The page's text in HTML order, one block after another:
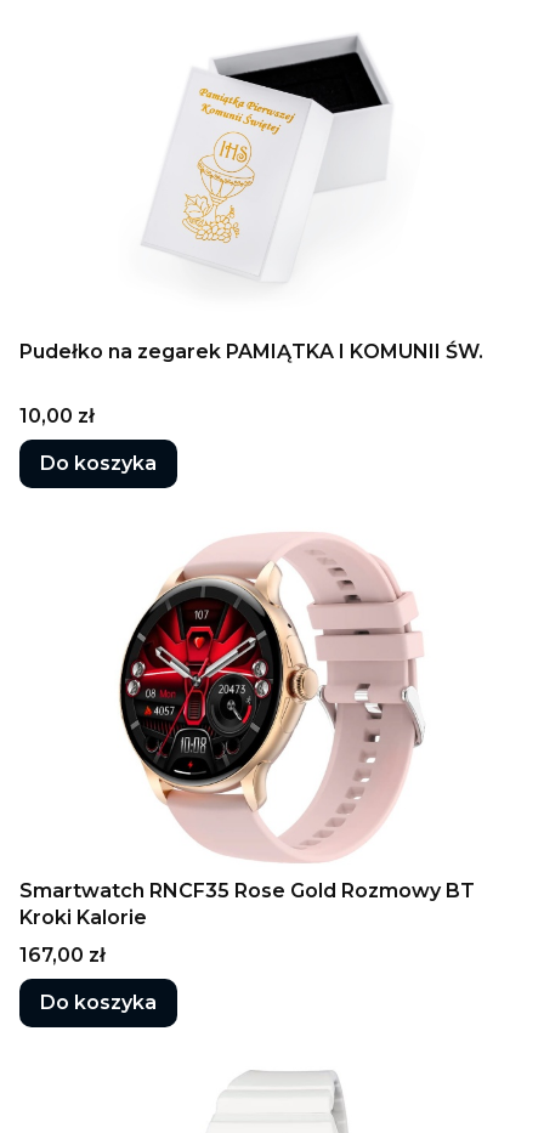
Pudełko na zegarek PAMIĄTKA I KOMUNII ŚW.
Cena
10,00 zł
Do koszyka
Smartwatch RNCF35 Rose Gold Rozmowy BT
Kroki Kalorie
Cena
167,00 zł
Do koszyka